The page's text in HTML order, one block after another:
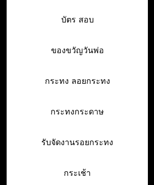
บัตร สอบ
ของขวัญวันพ่อ
กระทง ลอยกระทง
กระทงกระดาษ
รับจัดงานรอยกระทง
กระเช้า